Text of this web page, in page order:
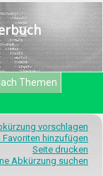
Themen
vorschlagen
Favoriten hinzufügen
Seite drucken
Abkürzung suchen